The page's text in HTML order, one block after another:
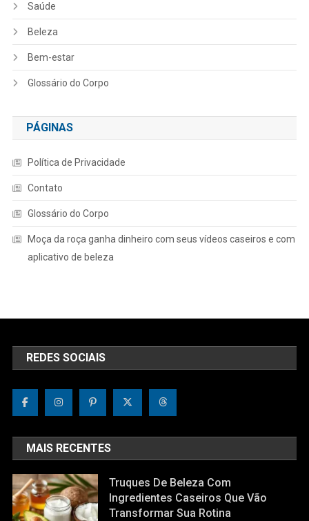
Saúde
Beleza
Bem-estar
Glossário do Corpo
PÁGINAS
Política de Privacidade
Contato
Glossário do Corpo
Moça da roça ganha dinheiro com seus vídeos caseiros e com
aplicativo de beleza
REDES SOCIAIS
MAIS RECENTES
Truques De Beleza Com
Ingredientes Caseiros Que Vão
Transformar Sua Rotina